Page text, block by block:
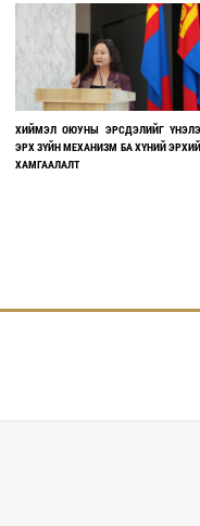
ХИЙМЭЛ ОЮУНЫ ЭРСДЭЛИЙГ
ЭРХ ЗҮЙН МЕХАНИЗМ БА ХҮНИЙ
ХАМГААЛАЛТ